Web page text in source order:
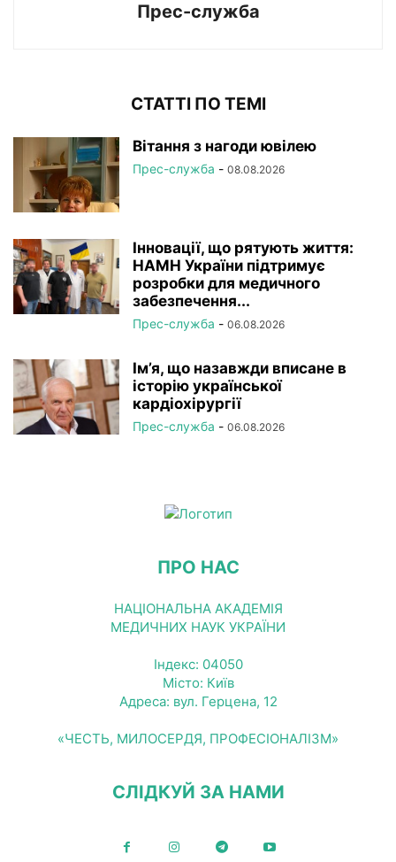
Прес-служба
СТАТТІ ПО ТЕМІ
Вітання з нагоди ювілею
Прес-служба - 08.08.2026
Інновації, що рятують життя:
НАМН України підтримує
розробки для медичного
забезпечення...
Прес-служба - 06.08.2026
Ім’я, що назавжди вписане в
історію української
кардіохірургії
Прес-служба - 06.08.2026
ПРО НАС
НАЦІОНАЛЬНА АКАДЕМІЯ
МЕДИЧНИХ НАУК УКРАЇНИ
Індекс: 04050
Місто: Київ
Адреса: вул. Герцена, 12
«ЧЕСТЬ, МИЛОСЕРДЯ, ПРОФЕСІОНАЛІЗМ»
СЛІДКУЙ ЗА НАМИ